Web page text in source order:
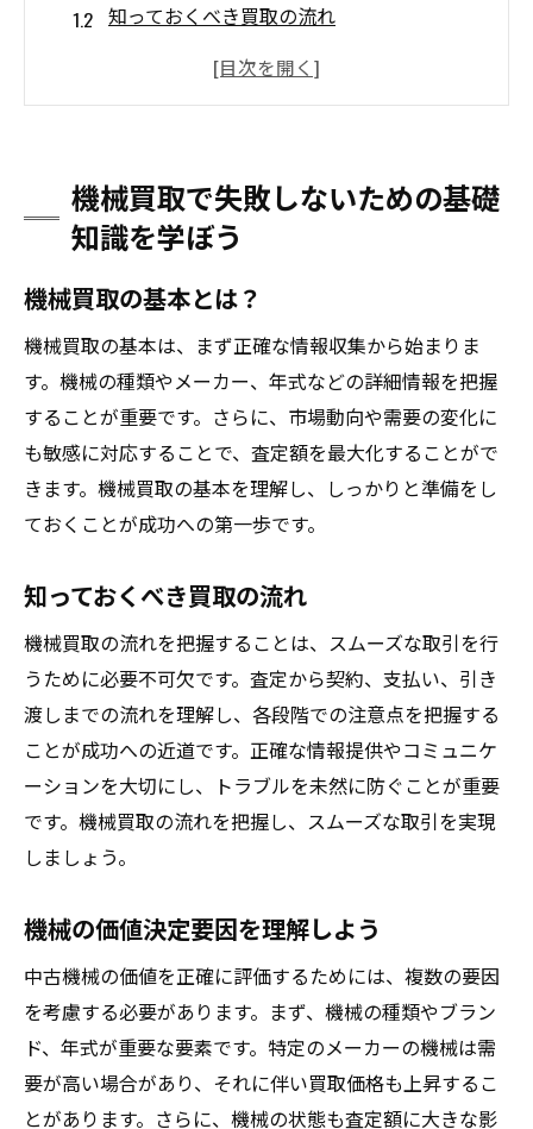
知っておくべき買取の流れ
機械の価値決定要因を理解しよう
買取と下取りの違いについて
初めての機械買取で押さえるべき重要ポイント
とは
買取前の準備：機械の清掃とメンテナンス
機械の正確な情報を提供する方法
必要書類の確認と準備
信頼できる買取業者を選ぶコツ
市場価格のリサーチ方法
査定時の交渉術
機械買取業者選びで注意すべきポイント
実績のある業者を見極める方法
口コミと評判の確認
複数業者からの見積もりを取る重要性
契約書の詳細確認
買取業者の査定基準を知る
アフターサポートの有無を確認
機械買取の成功法則：市場調査の重要性
市場調査の基本手順
競合他社の動向をチェック
最新の市場価格を把握する
市場の季節的な変動を考慮する
調査結果を活かした価格設定
機械のメンテナンスが買取価格に与える影響
機械買取で失敗しないための基礎
知識を学ぼう
機械買取の基本とは？
機械買取の基本は、まず正確な情報収集から始まりま
す。機械の種類やメーカー、年式などの詳細情報を把握
することが重要です。さらに、市場動向や需要の変化に
も敏感に対応することで、査定額を最大化することがで
きます。機械買取の基本を理解し、しっかりと準備をし
ておくことが成功への第一歩です。
知っておくべき買取の流れ
機械買取の流れを把握することは、スムーズな取引を行
うために必要不可欠です。査定から契約、支払い、引き
渡しまでの流れを理解し、各段階での注意点を把握する
ことが成功への近道です。正確な情報提供やコミュニケ
ーションを大切にし、トラブルを未然に防ぐことが重要
です。機械買取の流れを把握し、スムーズな取引を実現
しましょう。
機械の価値決定要因を理解しよう
中古機械の価値を正確に評価するためには、複数の要因
を考慮する必要があります。まず、機械の種類やブラン
ド、年式が重要な要素です。特定のメーカーの機械は需
要が高い場合があり、それに伴い買取価格も上昇するこ
とがあります。さらに、機械の状態も査定額に大きな影